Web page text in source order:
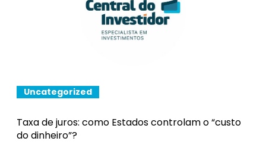
Uncategorized
Taxa de juros: como Estados controlam o “custo
do dinheiro”?